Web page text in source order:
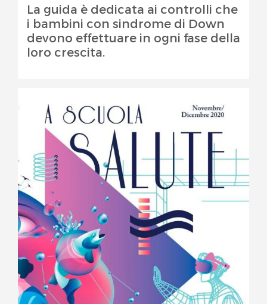
La guida è dedicata ai controlli che
i bambini con sindrome di Down
devono effettuare in ogni fase della
loro crescita.